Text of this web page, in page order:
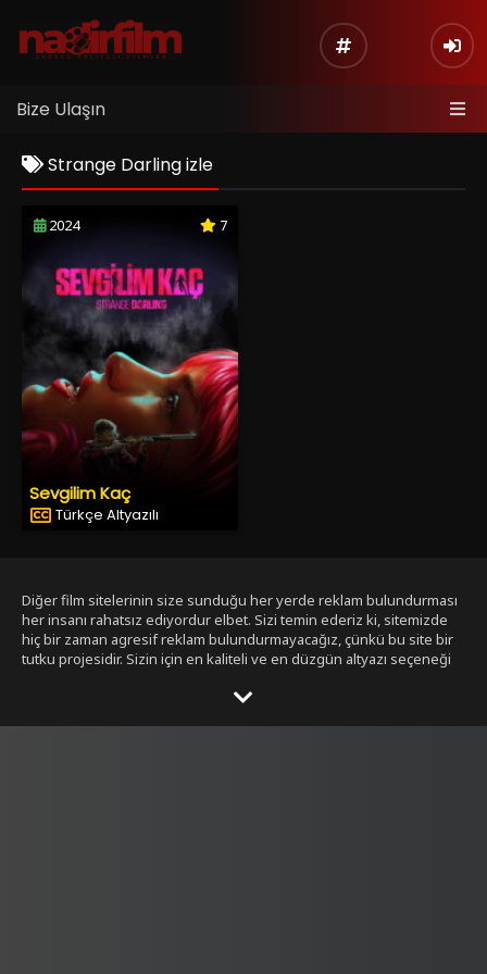
Bize Ulaşın
Strange Darling izle
2024 7
Sevgilim Kaç
Türkçe Altyazılı
Diğer film sitelerinin size sunduğu her yerde reklam bulundurması
her insanı rahatsız ediyordur elbet. Sizi temin ederiz ki, sitemizde
hiç bir zaman agresif reklam bulundurmayacağız, çünkü bu site bir
tutku projesidir. Sizin için en kaliteli ve en düzgün altyazı seçeneği